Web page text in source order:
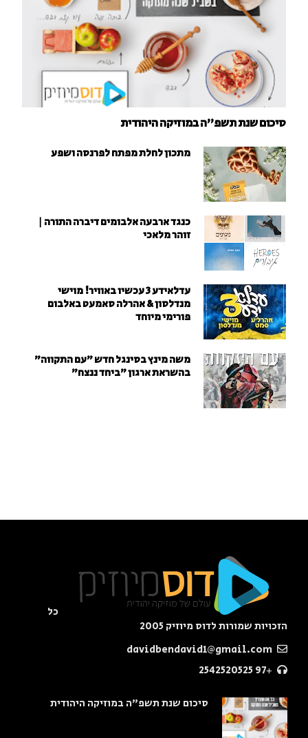
סיכום שנת תשפ"ה במוזיקה היהודית
מתכון לחלת מפתח לפרנסה ושפע
כנגד ארבעה אלבומים דיברה התורה |
זוהר מלאכי
עדלאידע 3 עכשיו באוויר! מוישי
מנדלסון & אהרלה סאמעט באלבום
פורימי מיוחד
משה מינץ בסינגל חדש ״עם התקווה״
בהשראת ארגון "ביחד ננצח"
כל
הזכויות שמורות לדוס מיוזיק 2005
+97 2542520525
סיכום שנת תשפ"ה במוזיקה היהודית